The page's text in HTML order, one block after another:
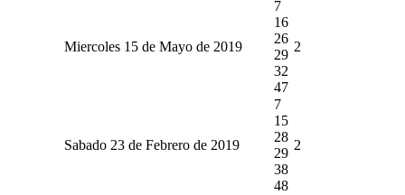
Miercoles 15 de Mayo de 2019
7
16
26
29
32
47
2
Sabado 23 de Febrero de 2019
7
15
28
29
38
48
2